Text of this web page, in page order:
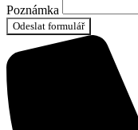
Poznámka
Odeslat formulář